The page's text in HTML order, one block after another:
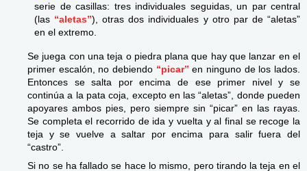
serie de casillas: tres individuales seguidas, un par central
(las “aletas”), otras dos individuales y otro par de “aletas”
en el extremo.
Se juega con una teja o piedra plana que hay que lanzar en el
primer escalón, no debiendo “picar” en ninguno de los lados.
Entonces se salta por encima de ese primer nivel y se
continúa a la pata coja, excepto en las “aletas”, donde pueden
apoyares ambos pies, pero siempre sin “picar” en las rayas.
Se completa el recorrido de ida y vuelta y al final se recoge la
teja y se vuelve a saltar por encima para salir fuera del
“castro”.
Si no se ha fallado se hace lo mismo, pero tirando la teja en el